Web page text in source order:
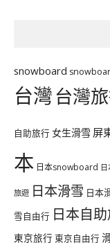
snowboard
台灣台灣
自助旅行 女生滑雪 屏
本 日本snowboard
旅遊 日本滑雪 日本
雪自由行 日本自
東京旅行 東京自由行